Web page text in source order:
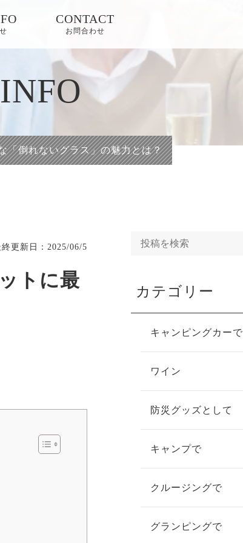
CONTACT
お問合わせ
「倒れないグラス」の魅力とは？
更新日 ：2025/06/5
トに最
カテゴリー
キャンピングカーで
ワイン
防災グッズとして
キャンプで
クルージングで
グランピングで